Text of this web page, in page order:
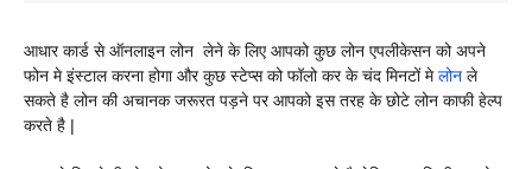
आधार कार्ड से ऑनलाइन लोन लेने के लिए आपको कुछ लोन एपलीकेसन को अपने
फोन मे इंस्टाल करना होगा और कुछ स्टेप्स को फॉलो कर के चंद मिनटों मेलोन ले
सकते है लोन की अचानक जरूरत पड़ने पर आपको इस तरह के छोटे लोन काफी हेल्प
करते है |